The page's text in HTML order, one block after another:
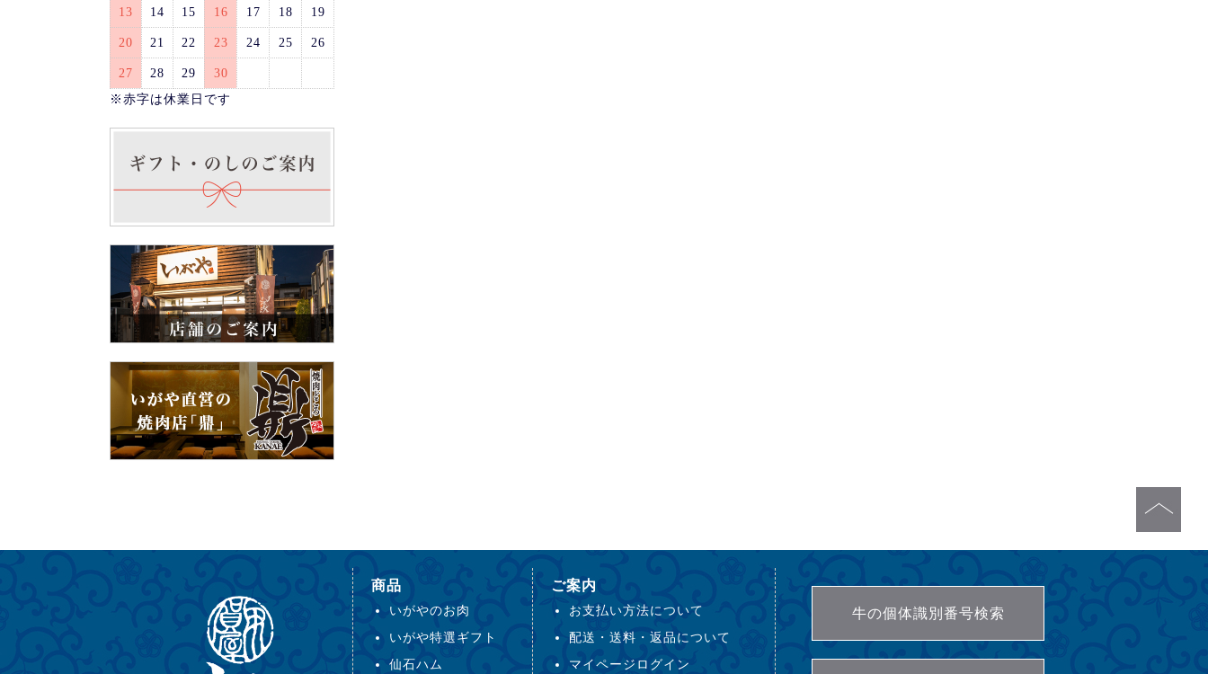
13 14 15 16 17 18 19
20 21 22 23 24 25 26
27 28 29
30
※赤字は休業日です
商品
いがやのお肉
いがや特選ギフト
仙石ハム
ご案内
お支払い方法について
配送・送料・返品について
マイページログイン
牛の個体識別番号検索